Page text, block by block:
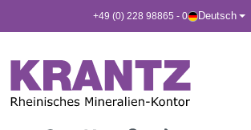
+49 (0) 228 98865 - 0 Deutsch